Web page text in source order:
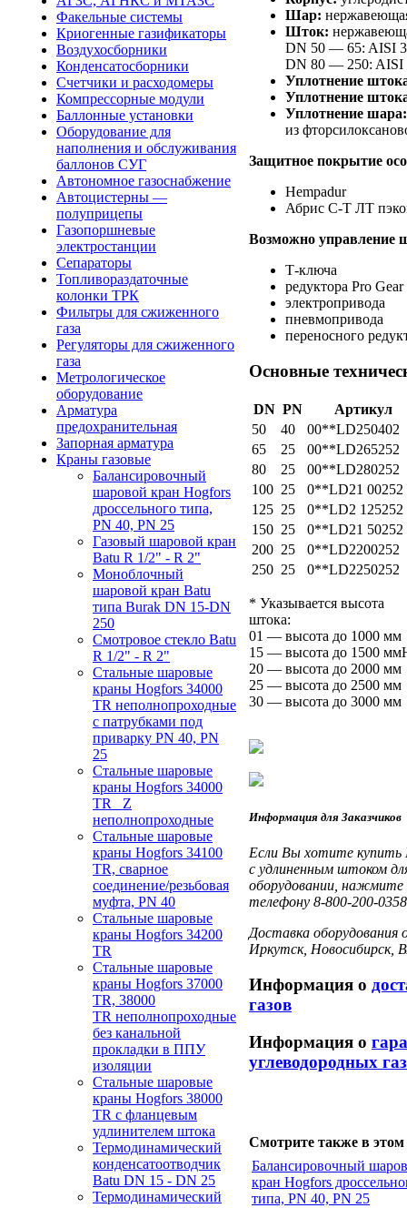
Факельные системы
Криогенные газификаторы
Воздухосборники
Конденсатосборники
Счетчики и расходомеры
Компрессорные модули
Баллонные установки
Оборудование для
наполнения и обслуживания
баллонов СУГ
Автономное газоснабжение
Автоцистерны —
полуприцепы
Газопоршневые
электростанции
Сепараторы
Топливораздаточные
колонки ТРК
Фильтры для сжиженного
газа
Регуляторы для сжиженного
газа
Метрологическое
оборудование
Арматура
предохранительная
Запорная арматура
Краны газовые
Балансировочный
шаровой кран Hogfors
дроссельного типа,
PN 40, PN 25
Газовый шаровой кран
Batu R 1/2" - R 2"
Моноблочный
шаровой кран Batu
типа Burak DN 15-DN
250
Смотровое стекло Batu
R 1/2" - R 2"
Стальные шаровые
краны Hogfors 34000
TR неполнопроходные
с патрубками под
приварку PN 40, PN
25
Стальные шаровые
краны Hogfors 34000
TR _Z
неполнопроходные
Стальные шаровые
краны Hogfors 34100
TR, сварное
соединение/резьбовая
муфта, PN 40
Стальные шаровые
краны Hogfors 34200
TR
Стальные шаровые
краны Hogfors 37000
TR, 38000
TR неполнопроходные
без канальной
прокладки в ППУ
изоляции
Стальные шаровые
краны Hogfors 38000
TR с фланцевым
удлинителем штока
Термодинамический
конденсатоотводчик
Batu DN 15 - DN 25
Термодинамический
Шар:
Шток:
DN 50 — 65: AISI
DN 80 — 250: AISI
Уплотнение
Уплотнение
Уплотнение шара:
из
Защитное покрытие
Hempadur
Абрис С-Т ЛТ
Возможно
Т-ключа
редуктора Pro Gear
электропривода
пневмопривода
переносного
Основные
DN PN
Артикул
50
40
00**LD250402
65
25
00**LD265252
80
25
00**LD280252
100 25
0**LD21 00252
125 25
0**LD2 125252
150 25
0**LD21 50252
200 25
0**LD2200252
250 25 0**LD2250252
* Указывается высота
штока:
01 — высота до 1000 мм
15 — высота до 1500 мм
20 — высота до 2000 мм
25 — высота до 2500 мм
30 — высота до 3000 мм
Информация для Заказчиков
Если Вы хотите купить
с удлиненным штоком
оборудовании,
телефону 8-800-200-
Доставка оборудования
Иркутск, Новосибирск,
Информация о
газов
Информация о
углеводородных
Смотрите также в этом
Балансировочный
кран Hogfors
типа, PN 40, PN 25